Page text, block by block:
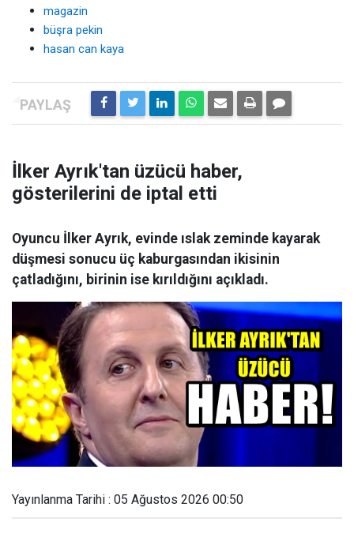
magazin
büşra pekin
hasan can kaya
İlker Ayrık'tan üzücü haber,
gösterilerini de iptal etti
Oyuncu İlker Ayrık, evinde ıslak zeminde kayarak
düşmesi sonucu üç kaburgasından ikisinin
çatladığını, birinin ise kırıldığını açıkladı.
Yayınlanma Tarihi : 05 Ağustos 2026 00:50